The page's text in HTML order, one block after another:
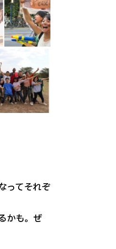
ってそれぞ
かも。ぜ